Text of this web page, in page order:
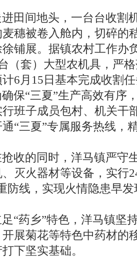
进田间地头，一台台收割
穗被卷入舱内，切碎的
铺展。据镇农村工作办
（套）大型农机具，严
计6 月 15 日基本完成收割
确保“三夏”生产高效有序
行班子成员包村、机关干
“三夏”专属服务热线，
收的同时，洋马镇严守
灭火器材等设备，实行
防线，实现火情隐患早
“药乡”特色，洋马镇坚
展菊花等特色中药材的
下坚实基础。